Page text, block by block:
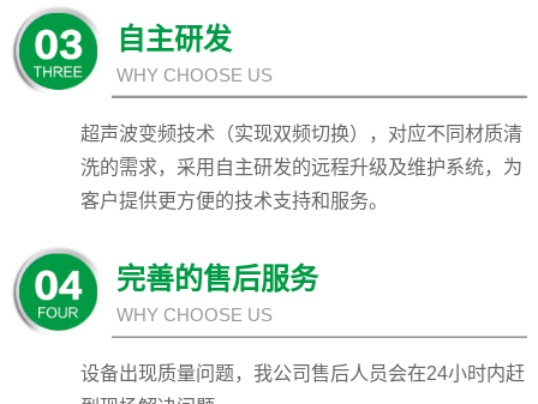
自主研发
WHY CHOOSE US
超声波变频技术（实现双频切换），对应不同材质清
洗的需求，采用自主研发的远程升级及维护系统，为
客户提供更方便的技术支持和服务。
完善的售后服务
WHY CHOOSE US
设备出现质量问题，我公司售后人员会在24小时内赶